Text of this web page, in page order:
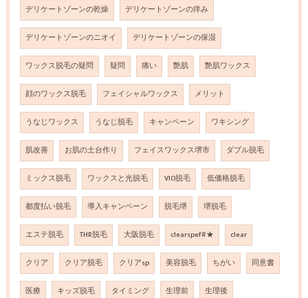
デリケートゾーンの乾燥 デリケートゾーンの痒み
デリケートゾーンのニオイ デリケートゾーンの保湿
ワックス脱毛の疑問 疑問 痛い 艶肌 艶肌ワックス
顔のワックス脱毛 フェイシャルワックス メリット
うなじワックス うなじ脱毛 キャンペーン ワキシング
肌改善 お肌の土台作り フェイスワックス堺市 ダブル脱毛
ミックス脱毛 ワックスと光脱毛 VIO脱毛 低価格脱毛
都度払い脱毛 導入キャンペーン 脱毛堺 堺脱毛
エステ脱毛 THR脱毛 大阪脱毛 clearspef#★ clear
クリア クリア脱毛 クリアsp 美容脱毛 ちがい 同意書
医療 キッズ脱毛 タイミング 生理前 生理後